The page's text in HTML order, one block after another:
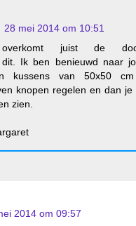
28 mei 2014 om 10:51
juist de
dit. Ik ben benieuwd naar
kussens van 50x50
knopen regelen en dan je
zien.
2014 om 09:57